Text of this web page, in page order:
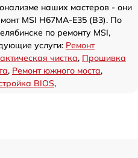
наших мастеров - они
MSI H67MA-E35 (B3). По
по ремонту MSI,
услуги: Ремонт
чистка, Прошивка
, Ремонт южного моста,
BIOS,